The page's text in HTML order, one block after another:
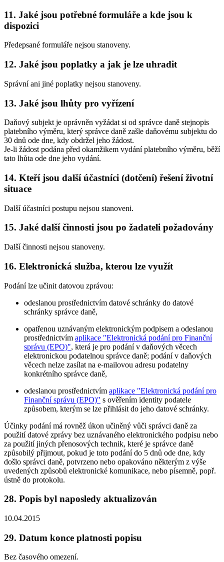
11. Jaké jsou potřebné formuláře a kde jsou k
dispozici
Předepsané formuláře nejsou stanoveny.
12. Jaké jsou poplatky a jak je lze uhradit
Správní ani jiné poplatky nejsou stanoveny.
13. Jaké jsou lhůty pro vyřízení
Daňový subjekt je oprávněn vyžádat si od správce daně stejnopis
platebního výměru, který správce daně zašle daňovému subjektu do
30 dnů ode dne, kdy obdržel jeho žádost.
Je-li žádost podána před okamžikem vydání platebního výměru, běží
tato lhůta ode dne jeho vydání.
14. Kteří jsou další účastníci (dotčení) řešení životní
situace
Další účastníci postupu nejsou stanoveni.
15. Jaké další činnosti jsou po žadateli požadovány
Další činnosti nejsou stanoveny.
16. Elektronická služba, kterou lze využít
Podání lze učinit datovou zprávou:
odeslanou prostřednictvím datové schránky do datové
schránky správce daně,
opatřenou uznávaným elektronickým podpisem a odeslanou
prostřednictvím aplikace "Elektronická podání pro Finanční
správu (EPO)", která je pro podání v daňových věcech
elektronickou podatelnou správce daně; podání v daňových
věcech nelze zasílat na e-mailovou adresu podatelny
konkrétního správce daně,
odeslanou prostřednictvím aplikace "Elektronická podání pro
Finanční správu (EPO)" s ověřením identity podatele
způsobem, kterým se lze přihlásit do jeho datové schránky.
Účinky podání má rovněž úkon učiněný vůči správci daně za
použití datové zprávy bez uznávaného elektronického podpisu nebo
za použití jiných přenosových technik, které je správce daně
způsobilý přijmout, pokud je toto podání do 5 dnů ode dne, kdy
došlo správci daně, potvrzeno nebo opakováno některým z výše
uvedených způsobů elektronické komunikace, nebo písemně, popř.
ústně do protokolu.
28. Popis byl naposledy aktualizován
10.04.2015
29. Datum konce platnosti popisu
Bez časového omezení.